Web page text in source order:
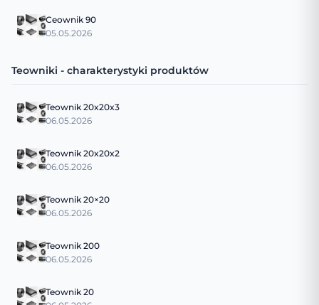
Ceownik 90
05.05.2026
Teowniki - charakterystyki produktów
Teownik 20x20x3
06.05.2026
Teownik 20x20x2
06.05.2026
Teownik 20×20
06.05.2026
Teownik 200
06.05.2026
Teownik 20